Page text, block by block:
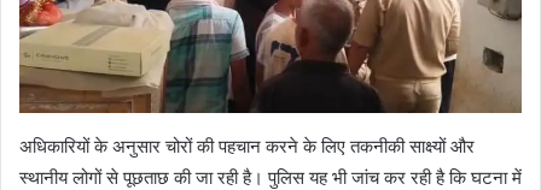
अधिकारियों के अनुसार चोरों की पहचान करने के लिए तकनीकी साक्ष्यों और
स्थानीय लोगों से पूछताछ की जा रही है। पुलिस यह भी जांच कर रही है कि घटना में